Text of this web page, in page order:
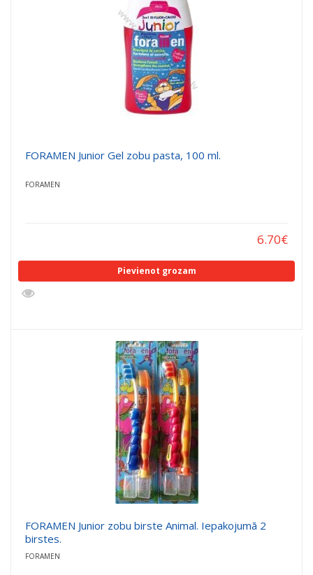
FORAMEN Junior Gel zobu pasta, 100 ml.
FORAMEN
6.70€
Pievienot grozam
FORAMEN Junior zobu birste Animal. Iepakojumā 2
birstes.
FORAMEN